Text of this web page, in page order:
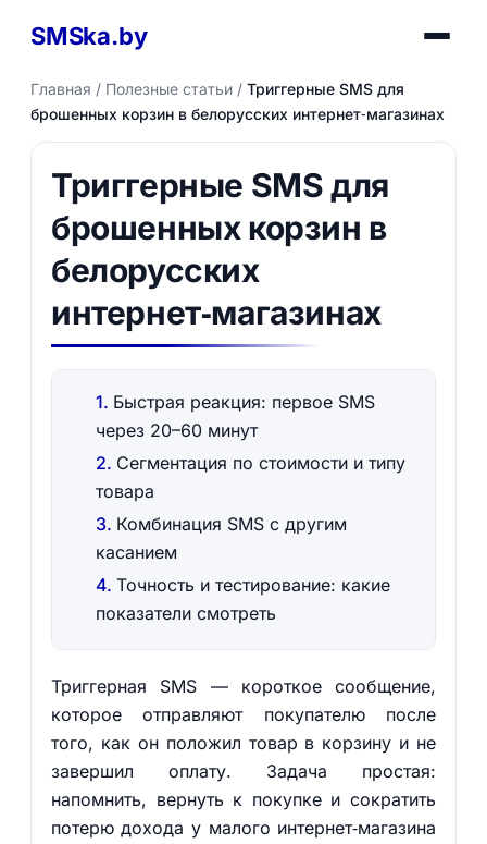
SMSka.by
Главная / Полезные статьи/ Триггерные SMS для
брошенных корзин в белорусских интернет‑магазинах
Триггерные SMS для
брошенных корзин в
белорусских
интернет‑магазинах
Быстрая реакция: первое SMS
через 20–60 минут
Сегментация по стоимости и типу
товара
Комбинация SMS с другим
касанием
Точность и тестирование: какие
показатели смотреть
Триггерная SMS — короткое сообщение,
которое отправляют покупателю после
того, как он положил товар в корзину и не
завершил оплату. Задача простая:
напомнить, вернуть к покупке и сократить
потерю дохода у малого интернет‑магазина